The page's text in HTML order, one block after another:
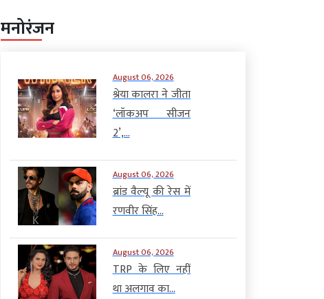
मनोरंजन
August 06, 2026
श्रेया कालरा ने जीता
‘लॉकअप सीजन
2’,...
August 06, 2026
ब्रांड वैल्यू की रेस में
रणवीर सिंह...
August 06, 2026
TRP के लिए नहीं
था अलगाव का...